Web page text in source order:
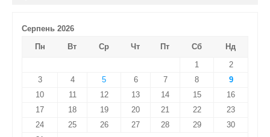
Серпень 2026
Пн
Вт Ср Чт Пт Сб
Нд
1
2
3
4 5 6 7 8
9
10
11 12 13 14 15
16
17
18 19 20 21 22
23
24
25 26 27 28 29
30